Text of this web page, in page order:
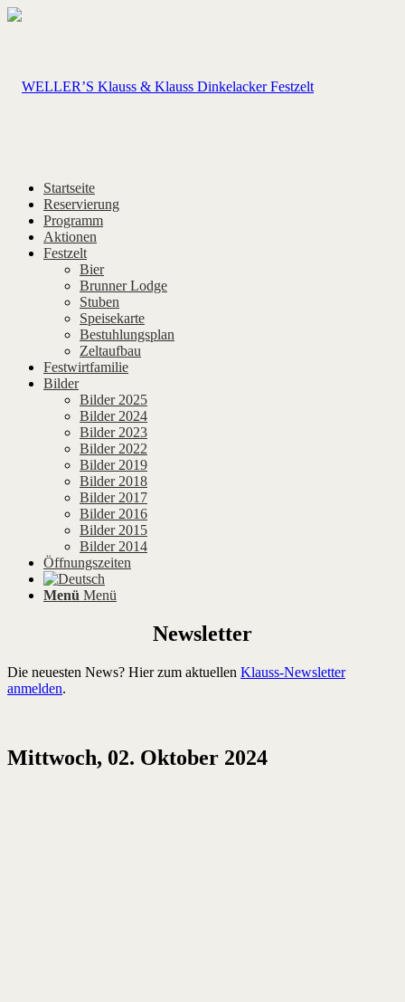
Startseite
Reservierung
Programm
Aktionen
Festzelt
Bier
Brunner Lodge
Stuben
Speisekarte
Bestuhlungsplan
Zeltaufbau
Festwirtfamilie
Bilder
Bilder 2025
Bilder 2024
Bilder 2023
Bilder 2022
Bilder 2019
Bilder 2018
Bilder 2017
Bilder 2016
Bilder 2015
Bilder 2014
Öffnungszeiten
Menü Menü
Newsletter
Die neuesten News? Hier zum aktuellen Klauss-Newsletter
anmelden.
Mittwoch, 02. Oktober 2024